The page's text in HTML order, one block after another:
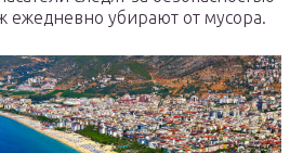
ежедневно убирают от мусора.